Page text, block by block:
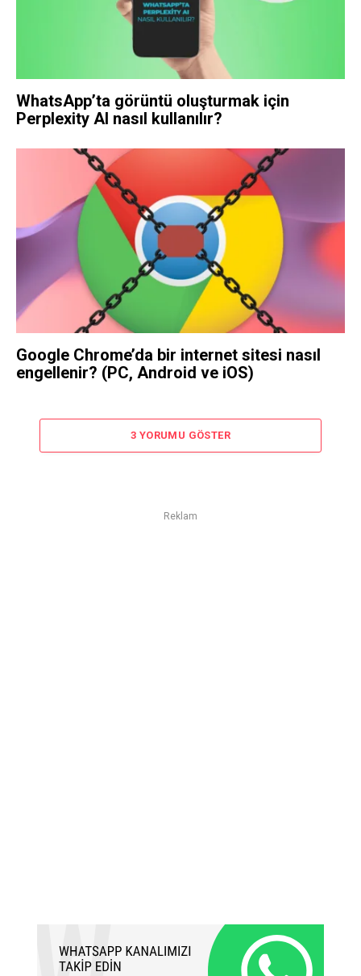
WhatsApp’ta görüntü oluşturmak için
Perplexity AI nasıl kullanılır?
Google Chrome’da bir internet sitesi nasıl
engellenir? (PC, Android ve iOS)
3 YORUMU GÖSTER
Reklam